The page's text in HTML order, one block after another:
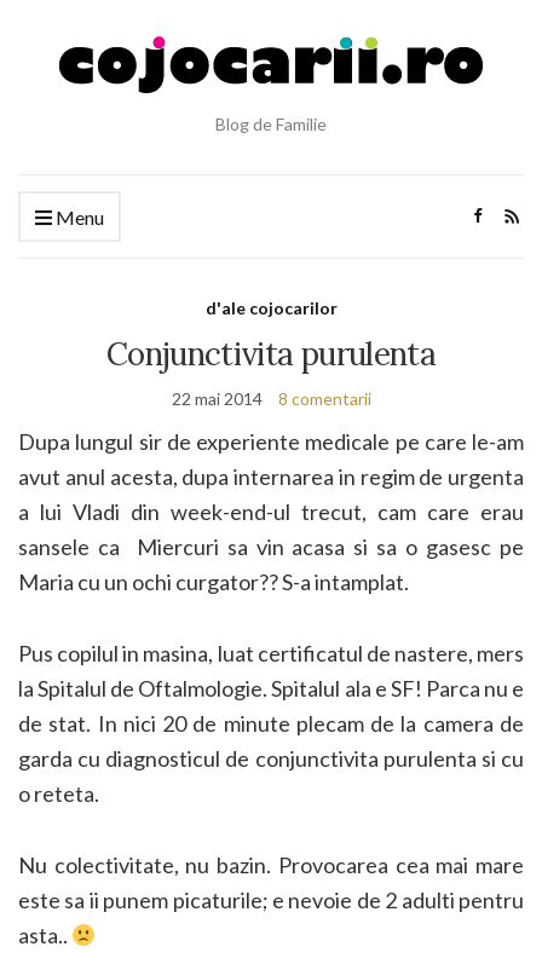
Blog de Familie
Menu
d'ale cojocarilor
Conjunctivita purulenta
22 mai 2014 8 comentarii
Dupa lungul sir de experiente medicale pe care le-am
avut anul acesta, dupa internarea in regim de urgenta
a lui Vladi din week-end-ul trecut, cam care erau
sansele ca Miercuri sa vin acasa si sa o gasesc pe
Maria cu un ochi curgator?? S-a intamplat.
Pus copilul in masina, luat certificatul de nastere, mers
la Spitalul de Oftalmologie. Spitalul ala e SF! Parca nu e
de stat. In nici 20 de minute plecam de la camera de
garda cu diagnosticul de conjunctivita purulenta si cu
o reteta.
Nu colectivitate, nu bazin. Provocarea cea mai mare
este sa ii punem picaturile; e nevoie de 2 adulti pentru
asta..